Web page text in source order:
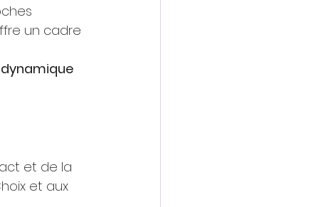
un cadre
et de la
et aux